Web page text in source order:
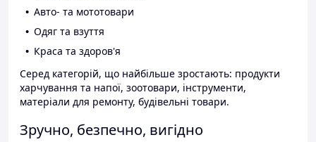
Авто- та мототовари
Одяг та взуття
Краса та здоров'я
Серед категорій, що найбільше зростають: продукти
харчування та напої, зоотовари, інструменти,
матеріали для ремонту, будівельні товари.
Зручно, безпечно, вигідно